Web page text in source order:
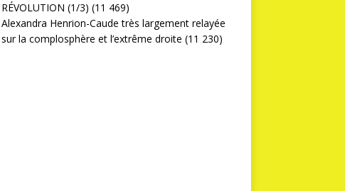
RÉVOLUTION (1/3) (11 469)
Alexandra Henrion-Caude très largement relayée
sur la complosphère et l’extrême droite (11 230)